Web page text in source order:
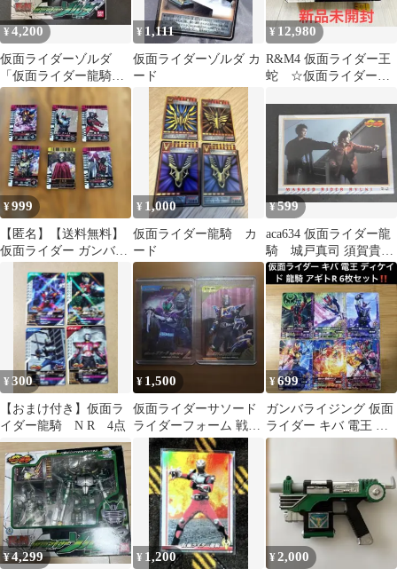
¥4,200
仮面ライダーゾルダ
「仮面ライダー龍騎」
ライダー＆モンスター
シリーズ マグナギガ
¥ 1,111
仮面ライダーゾルダ カ
ード
¥ 12,980
R&M4 仮面ライダー王
蛇 ☆仮面ライダー龍
¥999
【匿名】【送料無料】
仮面ライダー ガンバラ
¥ 1,000
仮面ライダー龍騎 カ
ード
¥599
aca634 仮面ライダー龍
騎 城戸真司 須賀貴匡
カード 天田 アマダ
¥300
【おまけ付き】仮面ラ
イダー龍騎 N R 4点
¥ 1,500
仮面ライダーサソード
ライダーフォーム 戦わ
なければ生き残れな
い！ 2枚セット
¥699
ガンバライジング 仮面
ライダー キバ 電王 デ
ィケイド 龍騎 アギト
¥4,299 ¥ 1,200 ¥2,000